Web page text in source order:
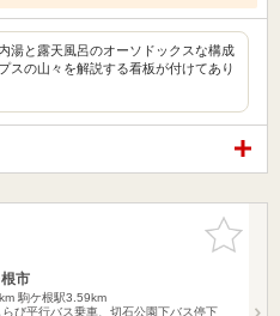
湯と露天風呂のオーソドックスな構成
スの山々を解説する看板が付けてあり
お気に入
りに追加
市
駒ケ根駅3.59km
び平行バス乗車、切石公園下バス停下